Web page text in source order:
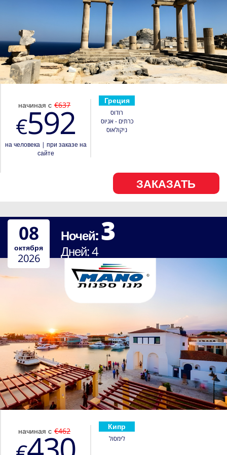
Греция
רודוס
כרתים - אגיוס
ניקולאוס
начиная с €637
€592
на человека| при заказе на
сайте
ЗАКАЗАТЬ
Ночей:3
Дней:4
08
октября
2026
Кипр
לימסול
начиная с €462